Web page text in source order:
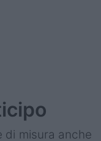
di misura anche